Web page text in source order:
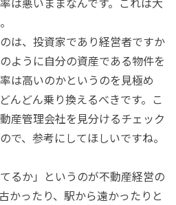
は、投資家であり経営者ですか
ように自分の資産である物件を
は高いのかというのを見極め
んどん乗り換えるべきです。こ
産管理会社を見分けるチェック
で、参考にしてほしいですね。
てるか」というのが不動産経営の
かったり、駅から遠かったりと